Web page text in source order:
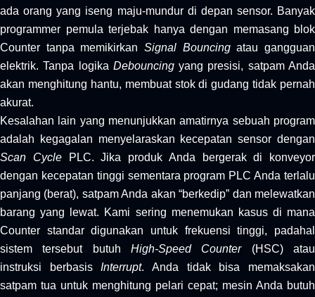
ada orang yang iseng maju-mundur di depan sensor. Banyak
programmer pemula terjebak hanya dengan memasang blok
Counter tanpa memikirkan Signal Bouncingatau gangguan
elektrik. Tanpa logika Debouncingyang presisi, satpam Anda
akan menghitung hantu, membuat stok di gudang tidak pernah
akurat.
Kesalahan lain yang menunjukkan amatirnya sebuah program
adalah kegagalan menyelaraskan kecepatan sensor dengan
Scan CyclePLC. Jika produk Anda bergerak di konveyor
dengan kecepatan tinggi sementara program PLC Anda terlalu
panjang (berat), satpam Anda akan “berkedip” dan melewatkan
barang yang lewat. Kami sering menemukan kasus di mana
Counter standar digunakan untuk frekuensi tinggi, padahal
sistem tersebut butuh High-Speed Counter(HSC) atau
instruksi berbasis Interrupt. Anda tidak bisa memaksakan
satpam tua untuk menghitung pelari cepat; mesin Anda butuh